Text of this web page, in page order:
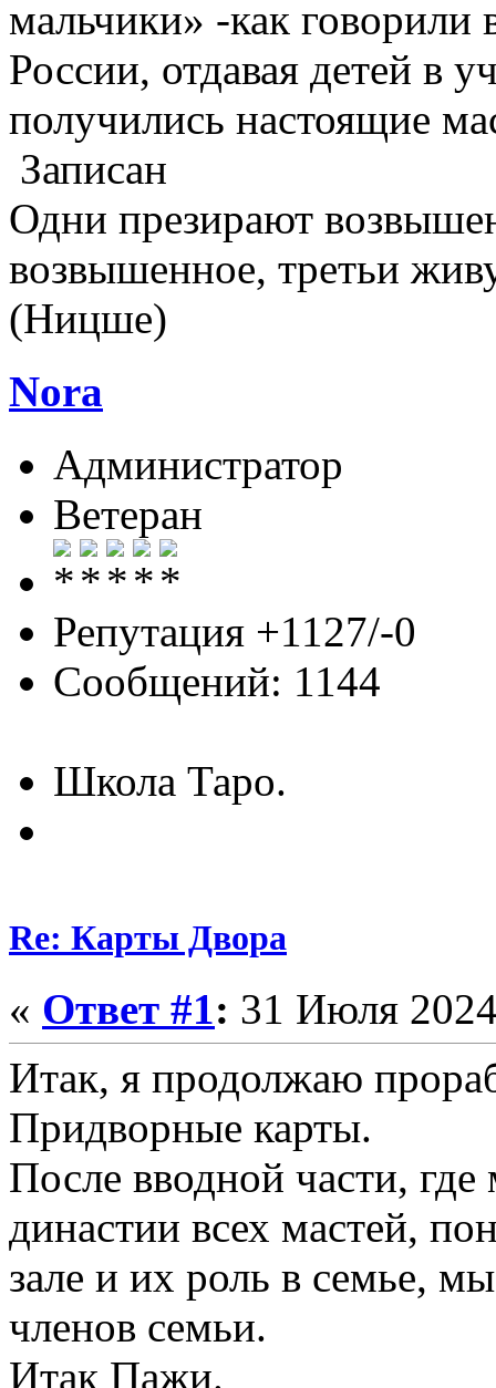
мальчики» -как
России, отдавая детей в
получились настоящие
Записан
Одни презирают
возвышенное, третьи
(Ницше)
Nora
Администратор
Ветеран
Репутация +1127/-0
Сообщений: 1144
Школа Таро.
Re: Карты Двора
« Ответ #1 : 31 Июля
Итак, я продолжаю
Придворные карты.
После вводной части,
династии всех мастей,
зале и их роль в семье,
членов семьи.
Итак Пажи.